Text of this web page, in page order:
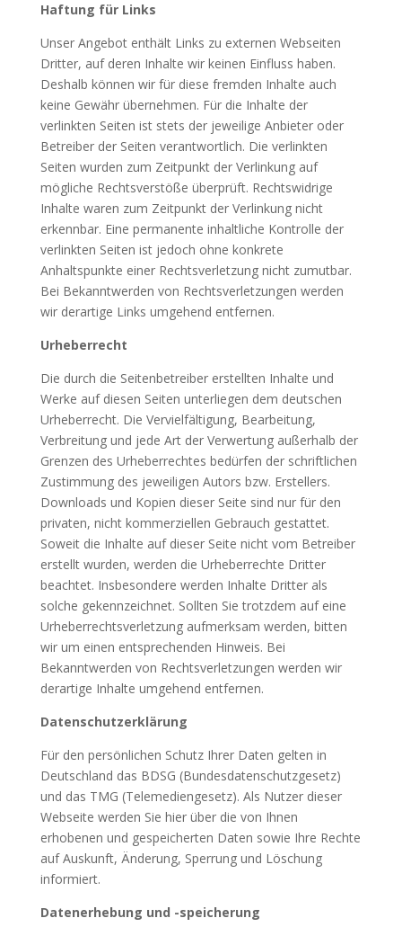
Haftung für Links
Unser Angebot enthält Links zu externen Webseiten
Dritter, auf deren Inhalte wir keinen Einfluss haben.
Deshalb können wir für diese fremden Inhalte auch
keine Gewähr übernehmen. Für die Inhalte der
verlinkten Seiten ist stets der jeweilige Anbieter oder
Betreiber der Seiten verantwortlich. Die verlinkten
Seiten wurden zum Zeitpunkt der Verlinkung auf
mögliche Rechtsverstöße überprüft. Rechtswidrige
Inhalte waren zum Zeitpunkt der Verlinkung nicht
erkennbar. Eine permanente inhaltliche Kontrolle der
verlinkten Seiten ist jedoch ohne konkrete
Anhaltspunkte einer Rechtsverletzung nicht zumutbar.
Bei Bekanntwerden von Rechtsverletzungen werden
wir derartige Links umgehend entfernen.
Urheberrecht
Die durch die Seitenbetreiber erstellten Inhalte und
Werke auf diesen Seiten unterliegen dem deutschen
Urheberrecht. Die Vervielfältigung, Bearbeitung,
Verbreitung und jede Art der Verwertung außerhalb der
Grenzen des Urheberrechtes bedürfen der schriftlichen
Zustimmung des jeweiligen Autors bzw. Erstellers.
Downloads und Kopien dieser Seite sind nur für den
privaten, nicht kommerziellen Gebrauch gestattet.
Soweit die Inhalte auf dieser Seite nicht vom Betreiber
erstellt wurden, werden die Urheberrechte Dritter
beachtet. Insbesondere werden Inhalte Dritter als
solche gekennzeichnet. Sollten Sie trotzdem auf eine
Urheberrechtsverletzung aufmerksam werden, bitten
wir um einen entsprechenden Hinweis. Bei
Bekanntwerden von Rechtsverletzungen werden wir
derartige Inhalte umgehend entfernen.
Datenschutzerklärung
Für den persönlichen Schutz Ihrer Daten gelten in
Deutschland das BDSG (Bundesdatenschutzgesetz)
und das TMG (Telemediengesetz). Als Nutzer dieser
Webseite werden Sie hier über die von Ihnen
erhobenen und gespeicherten Daten sowie Ihre Rechte
auf Auskunft, Änderung, Sperrung und Löschung
informiert.
Datenerhebung und -speicherung